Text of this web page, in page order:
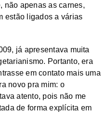
não apenas as carnes,
estão ligados a várias
já apresentava muita
Portanto, era
em contato mais uma
novo pra mim: o
atento, pois não me
de forma explícita em